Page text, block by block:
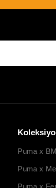
Puma x
Puma x
Puma x